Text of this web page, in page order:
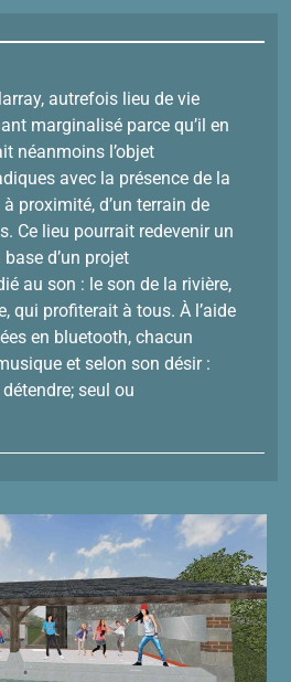
autrefois lieu de vie
marginalisé parce qu’il en
néanmoins l’objet
avec la présence de la
à proximité, d’un terrain de
Ce lieu pourrait redevenir un
d’un projet
au son : le son de la rivière,
qui profiterait à tous. À l’aide
en bluetooth, chacun
et selon son désir :
détendre; seul ou